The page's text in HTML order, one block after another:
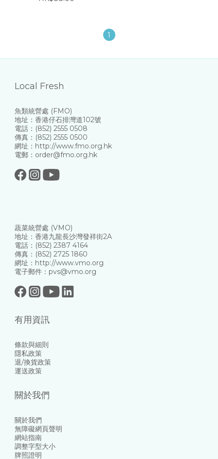
1
Local Fresh
魚類統營處 (FMO)
地址：香港仔石排灣道102號
電話：(852) 2555 0508
傳真：(852) 2555 0500
網址：http://www.fmo.org.hk
電郵：order@fmo.org.hk
蔬菜統營處 (VMO)
地址：香港九龍長沙灣發祥街2A
電話：(852) 2387 4164
傳真：(852) 2725 1860
網址：http://www.vmo.org
電子郵件：pvs@vmo.org
有用資訊
條款與細則
隱私政策
退/換貨政策
運送政策
關於我們
關於我們
無障礙網頁聲明
網站指南
調整字型大小
牌照證明